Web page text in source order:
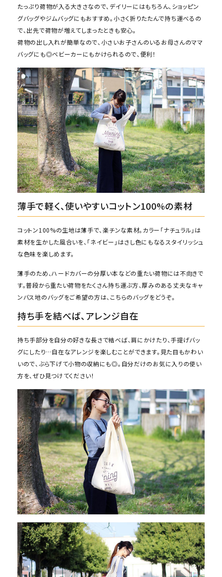
たっぷり荷物が入る大きさなので、デイリーにはもちろん、ショッピン
グバッグやジムバッグにもおすすめ。小さく折りたたんで持ち運べるの
で、出先で荷物が増えてしまったときも安心。
荷物の出し入れが簡単なので、小さいお子さんのいるお母さんのママ
バッグにも◎ベビーカーにもかけられるので、便利！
薄手で軽く、使いやすいコットン100%の素材
コットン100%の生地は薄手で、楽チンな素材。カラー「ナチュラル」は
素材を生かした風合いを、「ネイビー」はさし色にもなるスタイリッシュ
な色味を楽しめます。
薄手のため、ハードカバーの分厚い本などの重たい荷物には不向きで
す。普段から重たい荷物をたくさん持ち運ぶ方、厚みのある丈夫なキャ
ンバス地のバッグをご希望の方は、こちらのバッグをどうぞ。
持ち手を結べば、アレンジ自在
持ち手部分を自分の好きな長さで結べば、肩にかけたり、手提げバッ
グにしたり…自在なアレンジを楽しむことができます。見た目もかわい
いので、ぶら下げて小物の収納にも◎。自分だけのお気に入りの使い
方を、ぜひ見つけてください！